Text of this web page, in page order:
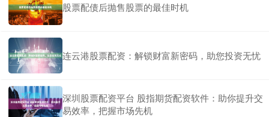
股票配债后抛售股票的最佳时机
连云港股票配资：解锁财富新密码，助您投资无忧
深圳股票配资平台 股指期货配资软件：助你提升交
易效率，把握市场先机